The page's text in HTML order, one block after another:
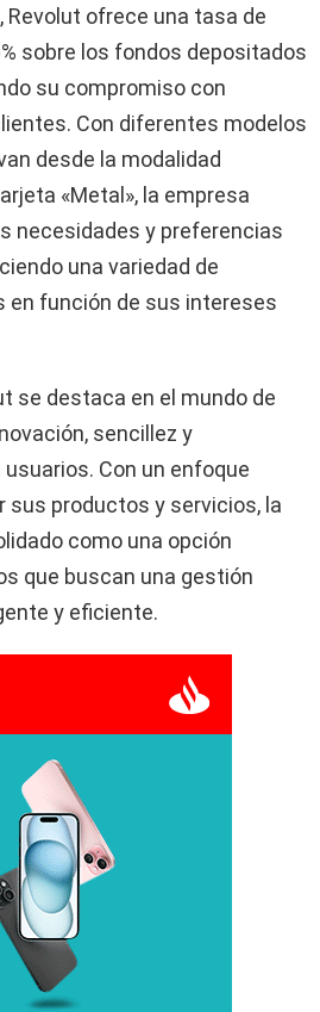
Revolut ofrece una tasa de
sobre los fondos depositados
su compromiso con
Con diferentes modelos
desde la modalidad
«Metal», la empresa
necesidades y preferencias
una variedad de
en función de sus intereses
se destaca en el mundo de
sencillez y
Con un enfoque
sus productos y servicios, la
como una opción
que buscan una gestión
y eficiente.